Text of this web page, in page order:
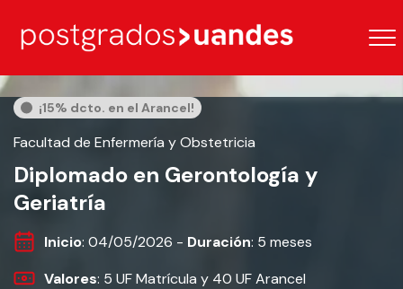
¡15% dcto. en el Arancel!
Facultad de Enfermería y Obstetricia
Diplomado en Gerontología y
Geriatría
Inicio: 04/05/2026 - Duración: 5 meses
Valores: 5 UF Matrícula y 40 UF Arancel